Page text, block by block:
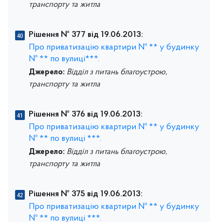
транспорту та житла
Рішення № 377 від 19.06.2013:
Про приватизацію квартири № ** у будинку
№ ** по вулиці***.
Джерело: Відділ з питань благоустрою,
транспорту та житла
Рішення № 376 від 19.06.2013:
Про приватизацію квартири № ** у будинку
№ ** по вулиці ***.
Джерело: Відділ з питань благоустрою,
транспорту та житла
Рішення № 375 від 19.06.2013:
Про приватизацію квартири № ** у будинку
№ ** по вулиці ***.